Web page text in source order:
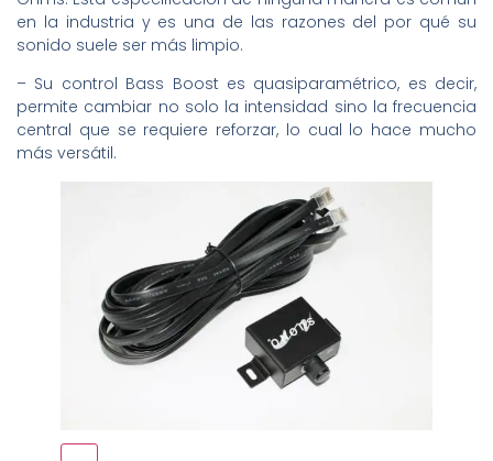
en la industria y es una de las razones del por qué su
sonido suele ser más limpio.
– Su control Bass Boost es quasiparamétrico, es decir,
permite cambiar no solo la intensidad sino la frecuencia
central que se requiere reforzar, lo cual lo hace mucho
más versátil.